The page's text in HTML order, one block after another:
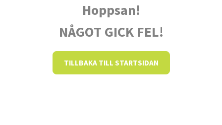
Hoppsan!
NÅGOT GICK FEL!
TILLBAKA TILL STARTSIDAN